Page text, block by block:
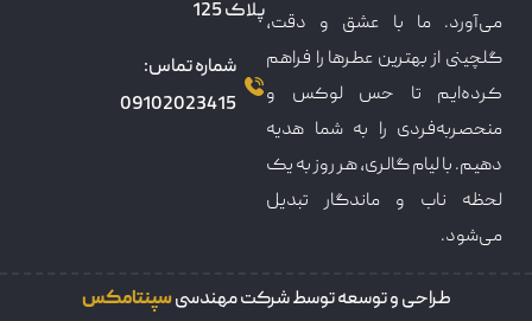
می‌آورد. ما با عشق و دقت،
گلچینی از بهترین عطرها را فراهم
کرده‌ایم تا حس لوکس و
منحصربه‌فردی را به شما هدیه
دهیم. با لیام گالری، هر روز به یک
لحظه ناب و ماندگار تبدیل
می‌شود.
پلاک 125
شماره تماس:
09102023415
طراحی و توسعه توسط شرکت مهندسیسپنتامکس